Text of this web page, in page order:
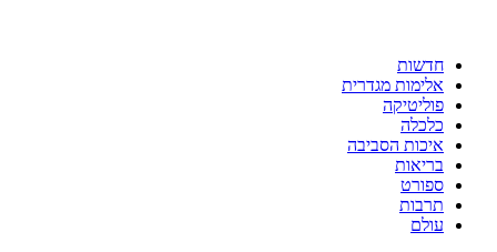
חדשות
אלימות מגדרית
פוליטיקה
כלכלה
איכות הסביבה
בריאות
ספורט
תרבות
עולם